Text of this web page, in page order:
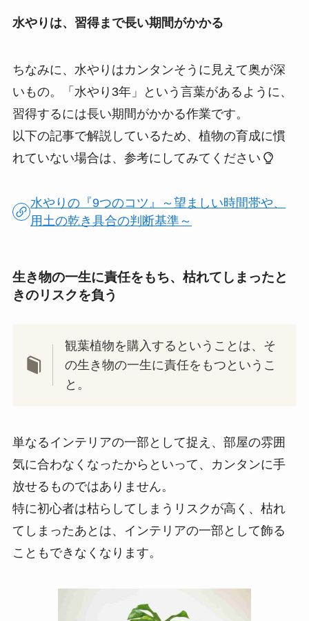
水やりは、習得まで長い期間がかかる
ちなみに、水やりはカンタンそうに見えて奥が深
いもの。「水やり3年」という言葉があるように、
習得するには長い期間がかかる作業です。
以下の記事で解説しているため、植物の育成に慣
れていない場合は、参考にしてみてください
水やりの『9つのコツ』～望ましい時間帯や、
用土の乾き具合の判断基準～
生き物の一生に責任をもち、枯れてしまったと
きのリスクを負う
観葉植物を購入するということは、そ
の生き物の一生に責任をもつというこ
と。
単なるインテリアの一部として捉え、部屋の雰囲
気に合わなくなったからといって、カンタンに手
放せるものではありません。
特に初心者は枯らしてしまうリスクが高く、枯れ
てしまったあとは、インテリアの一部として飾る
こともできなくなります。